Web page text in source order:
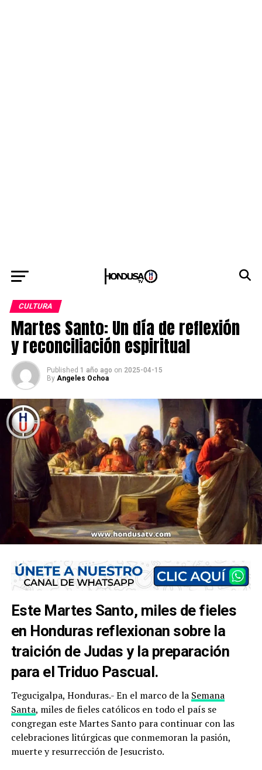
CULTURA
Martes Santo: Un día de reflexión
y reconciliación espiritual
Published 1 año ago on 2025-04-15
By Angeles Ochoa
Este Martes Santo, miles de fieles
en Honduras reflexionan sobre la
traición de Judas y la preparación
para el Triduo Pascual.
Tegucigalpa, Honduras.- En el marco de la Semana
Santa, miles de fieles católicos en todo el país se
congregan este Martes Santo para continuar con las
celebraciones litúrgicas que conmemoran la pasión,
muerte y resurrección de Jesucristo.